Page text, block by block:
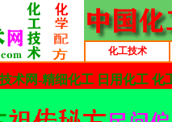
化工技术